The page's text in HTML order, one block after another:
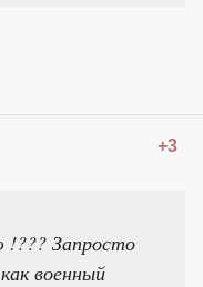
+3
Запросто
военный